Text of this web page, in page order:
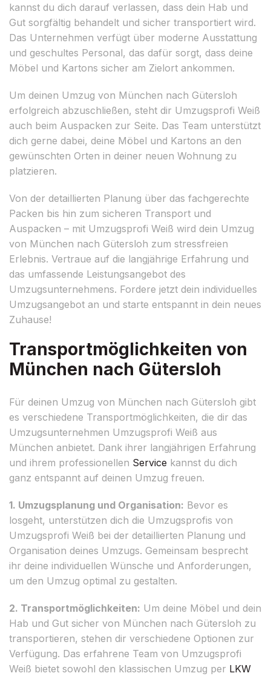
kannst du dich darauf verlassen, dass dein Hab und
Gut sorgfältig behandelt und sicher transportiert wird.
Das Unternehmen verfügt über moderne Ausstattung
und geschultes Personal, das dafür sorgt, dass deine
Möbel und Kartons sicher am Zielort ankommen.
Um deinen Umzug von München nach Gütersloh
erfolgreich abzuschließen, steht dir Umzugsprofi Weiß
auch beim Auspacken zur Seite. Das Team unterstützt
dich gerne dabei, deine Möbel und Kartons an den
gewünschten Orten in deiner neuen Wohnung zu
platzieren.
Von der detaillierten Planung über das fachgerechte
Packen bis hin zum sicheren Transport und
Auspacken – mit Umzugsprofi Weiß wird dein Umzug
von München nach Gütersloh zum stressfreien
Erlebnis. Vertraue auf die langjährige Erfahrung und
das umfassende Leistungsangebot des
Umzugsunternehmens. Fordere jetzt dein individuelles
Umzugsangebot an und starte entspannt in dein neues
Zuhause!
Transportmöglichkeiten von
München nach Gütersloh
Für deinen Umzug von München nach Gütersloh gibt
es verschiedene Transportmöglichkeiten, die dir das
Umzugsunternehmen Umzugsprofi Weiß aus
München anbietet. Dank ihrer langjährigen Erfahrung
und ihrem professionellen Service kannst du dich
ganz entspannt auf deinen Umzug freuen.
1. Umzugsplanung und Organisation: Bevor es
losgeht, unterstützen dich die Umzugsprofis von
Umzugsprofi Weiß bei der detaillierten Planung und
Organisation deines Umzugs. Gemeinsam besprecht
ihr deine individuellen Wünsche und Anforderungen,
um den Umzug optimal zu gestalten.
2. Transportmöglichkeiten: Um deine Möbel und dein
Hab und Gut sicher von München nach Gütersloh zu
transportieren, stehen dir verschiedene Optionen zur
Verfügung. Das erfahrene Team von Umzugsprofi
Weiß bietet sowohl den klassischen Umzug per LKW